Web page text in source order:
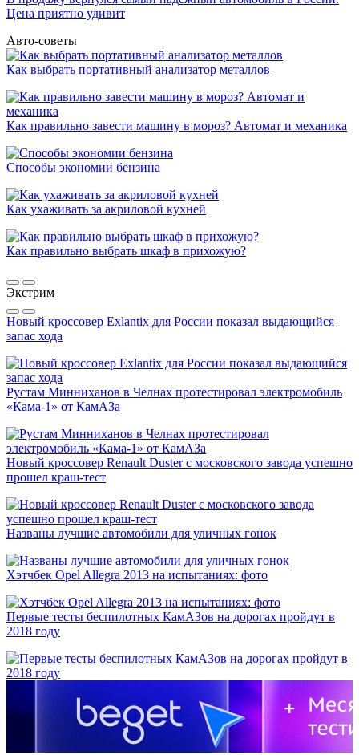
Цена приятно удивит
Авто-советы
Как выбрать портативный анализатор металлов
Как правильно завести машину в мороз? Автомат и механика
Способы экономии бензина
Как ухаживать за акриловой кухней
Как правильно выбрать шкаф в прихожую?
Экстрим
Новый кроссовер Exlantix для России показал выдающийся
запас хода
Рустам Минниханов в Челнах протестировал электромобиль
«Кама-1» от КамАЗа
Новый кроссовер Renault Duster с московского завода успешно
прошел краш-тест
Названы лучшие автомобили для уличных гонок
Хэтчбек Opel Allegra 2013 на испытаниях: фото
Первые тесты беспилотных КамАЗов на дорогах пройдут в
2018 году